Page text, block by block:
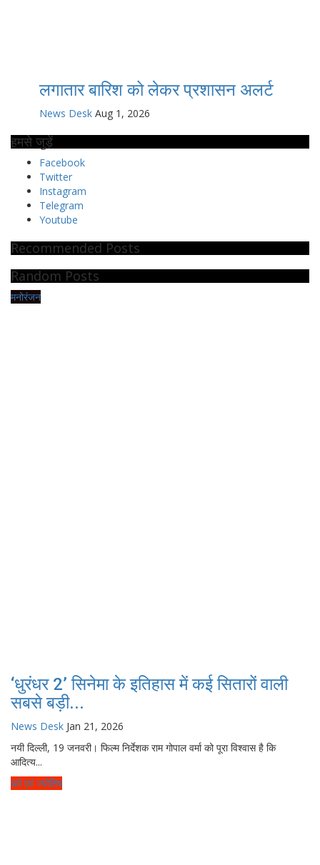
लगातार बारिश को लेकर प्रशासन अलर्ट
News Desk Aug 1, 2026
हमसे जुड़ें
Facebook
Twitter
Instagram
Telegram
Youtube
Recommended Posts
Random Posts
मनोरंजन
‘धुरंधर 2’ सिनेमा के इतिहास में कई सितारों वाली
सबसे बड़ी...
News Desk Jan 21, 2026
नयी दिल्ली, 19 जनवरी। फिल्म निर्देशक राम गोपाल वर्मा को पूरा विश्वास है कि
आदित्य...
धर्म एवं ज्योतिष